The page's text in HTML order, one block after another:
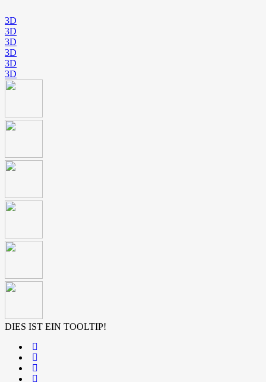
3D
3D
3D
3D
3D
3D
DIES IST EIN TOOLTIP!